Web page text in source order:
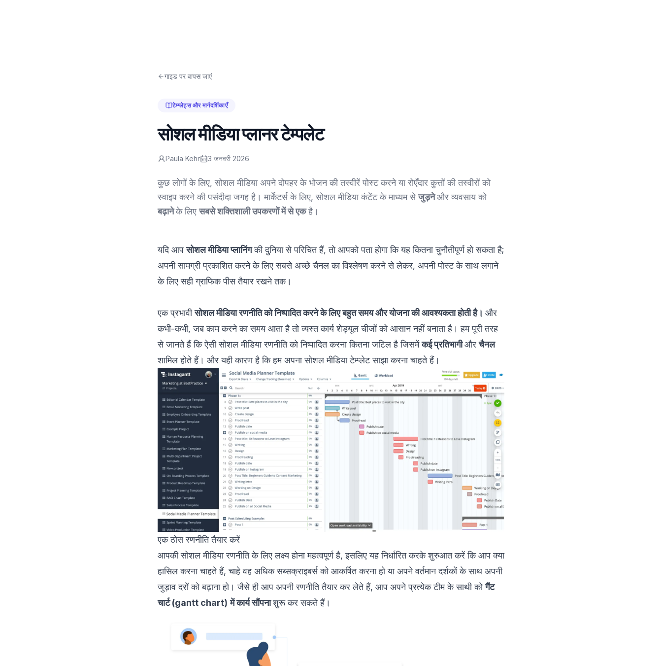
गाइड पर वापस जाएं
टेम्प्लेट्स और मार्गदर्शिकाएँ
सोशल मीडिया प्लानर टेम्पलेट
Paula Kehr 3 जनवरी 2026
कुछ लोगों के लिए, सोशल मीडिया अपने दोपहर के भोजन की तस्वीरें पोस्ट करने या रोएँदार कुत्तों की तस्वीरों को
स्वाइप करने की पसंदीदा जगह है। मार्केटर्स के लिए, सोशल मीडिया कंटेंट के माध्यम सेजुड़नेऔर व्यवसाय को
बढ़ानेके लिएसबसे शक्तिशाली उपकरणों में से एकहै।
यदि आपसोशल मीडिया प्लानिंगकी दुनिया से परिचित हैं, तो आपको पता होगा कि यह कितना चुनौतीपूर्ण हो सकता है;
अपनी सामग्री प्रकाशित करने के लिए सबसे अच्छे चैनल का विश्लेषण करने से लेकर, अपनी पोस्ट के साथ लगाने
के लिए सही ग्राफिक पीस तैयार रखने तक।
एक प्रभावीसोशल मीडिया रणनीति को निष्पादित करने के लिए बहुत समय और योजना की आवश्यकता होती है। और
कभी-कभी, जब काम करने का समय आता है तो व्यस्त कार्य शेड्यूल चीजों को आसान नहीं बनाता है। हम पूरी तरह
से जानते हैं कि ऐसी सोशल मीडिया रणनीति को निष्पादित करना कितना जटिल है जिसमेंकई प्रतिभागीऔरचैनल
शामिल होते हैं। और यही कारण है कि हम अपना सोशल मीडिया टेम्प्लेट साझा करना चाहते हैं।
एक ठोस रणनीति तैयार करें
आपकी सोशल मीडिया रणनीति के लिए लक्ष्य होना महत्वपूर्ण है, इसलिए यह निर्धारित करके शुरुआत करें कि आप क्या
हासिल करना चाहते हैं, चाहे वह अधिक सब्सक्राइबर्स को आकर्षित करना हो या अपने वर्तमान दर्शकों के साथ अपनी
जुड़ाव दरों को बढ़ाना हो। जैसे ही आप अपनी रणनीति तैयार कर लेते हैं, आप अपने प्रत्येक टीम के साथी कोगैंट
चार्ट (gantt chart) में कार्य सौंपनाशुरू कर सकते हैं।